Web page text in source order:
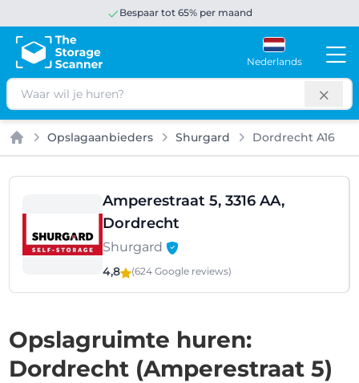
Bespaar tot 65% per maand
Nederlands
Zoeken
Home
Opslagaanbieders Shurgard Dordrecht A16
Amperestraat 5, 3316 AA,
Dordrecht
Shurgard
4,8 (624 Google reviews)
Opslagruimte huren:
Dordrecht (Amperestraat 5)